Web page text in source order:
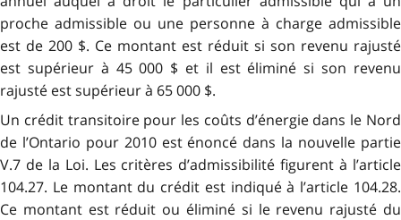
proche admissible ou une personne à charge admissible
est de 200 $. Ce montant est réduit si son revenu rajusté
est supérieur à 45 000 $ et il est éliminé si son revenu
rajusté est supérieur à 65 000 $.
Un crédit transitoire pour les coûts d’énergie dans le Nord
de l’Ontario pour 2010 est énoncé dans la nouvelle partie
V.7 de la Loi. Les critères d’admissibilité figurent à l’article
104.27. Le montant du crédit est indiqué à l’article 104.28.
Ce montant est réduit ou éliminé si le revenu rajusté du